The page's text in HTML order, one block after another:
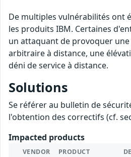
De multiples vulnérabilités ont
les produits IBM. Certaines
un attaquant de provoquer
arbitraire à distance, une
déni de service à distance.
Solutions
Se référer au bulletin de
l'obtention des correctifs (cf.
Impacted products
VENDOR PRODUCT